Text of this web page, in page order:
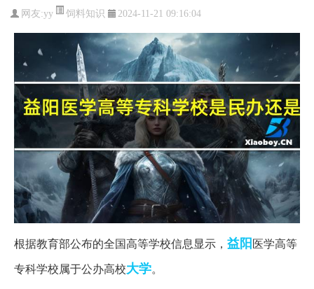
网友:yy 饲料知识 2024-11-21 09:16:04
根据教育部公布的全国高等学校信息显示， 益阳医学高等
专科学校属于公办高校大学。